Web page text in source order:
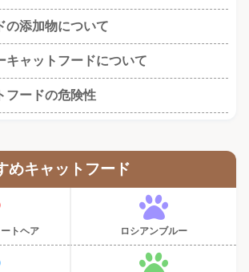
の添加物について
キャットフードについて
フードの危険性
めキャットフード
トヘア ロシアンブルー